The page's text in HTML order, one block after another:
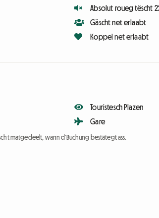
Absolut roueg tëscht
Gäscht net erlaabt
Koppel net erlaabt
Touristesch Plazen
Gare
matgedeelt, wann d'Buchung bestätegt ass.